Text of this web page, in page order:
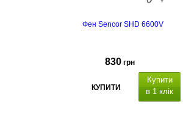
Фен Sencor SHD 6600V
830 грн
КУПИТИ
Купити
в 1 клік